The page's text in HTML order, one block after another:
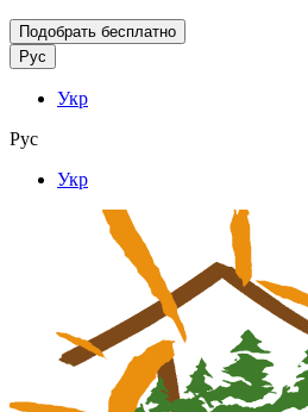
Подобрать бесплатно
Рус
Укр
Рус
Укр